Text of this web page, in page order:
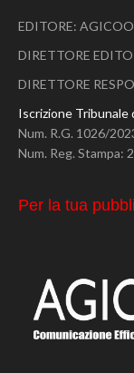
EDITORE:
DIRETTORE
DIRETTORE
Iscrizione Tribunale
Num. R.G. 1026/
Num. Reg. Stampa: 2
Per la tua